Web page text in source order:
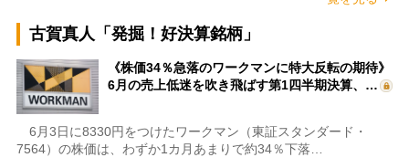
古賀真人「発掘！好決算銘柄」
《株価34％急落のワークマンに特大反転の期待》
6月の売上低迷を吹き飛ばす第1四半期決算、…
6月3日に8330円をつけたワークマン（東証スタンダード・
7564）の株価は、わずか1カ月あまりで約34％下落…